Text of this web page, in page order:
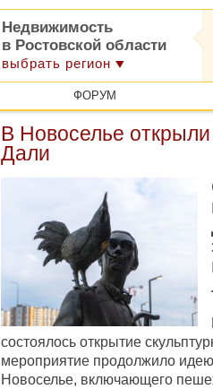
Недвижимость
в Ростовской области
выбрать регион
ФОРУМ
В Новоселье
Дали
состоялось открытие
мероприятие продолжило
Новоселье, включающего